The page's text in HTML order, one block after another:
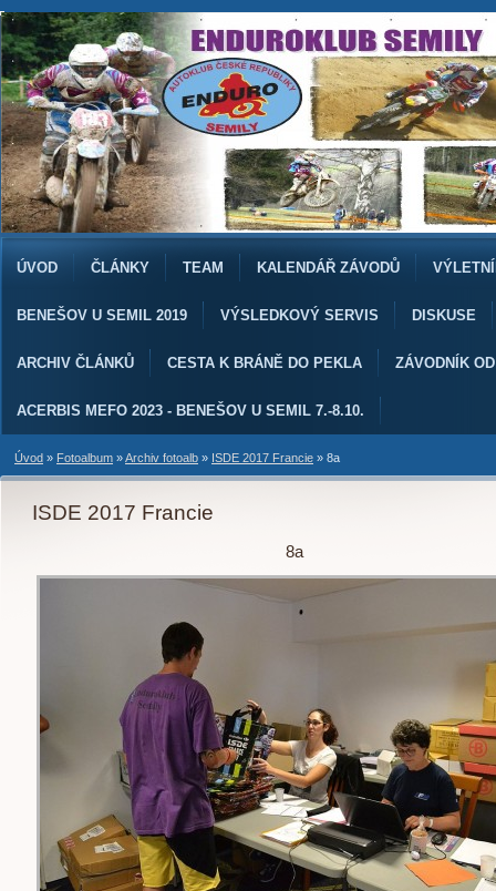
ÚVOD ČLÁNKY TEAM KALENDÁŘ ZÁVODŮ
BENEŠOV U SEMIL 2019 VÝSLEDKOVÝ SERVIS DISKUSE
ARCHIV ČLÁNKŮ CESTA K BRÁNĚ DO PEKLA ZÁVODNÍK
ACERBIS MEFO 2023 - BENEŠOV U SEMIL 7.-8.10.
Úvod » Fotoalbum »Archiv fotoalb » ISDE 2017 Francie » 8a
ISDE 2017 Francie
8a